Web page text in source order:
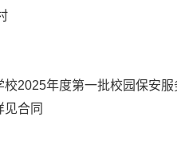
2025年度第一批校园保安
合同